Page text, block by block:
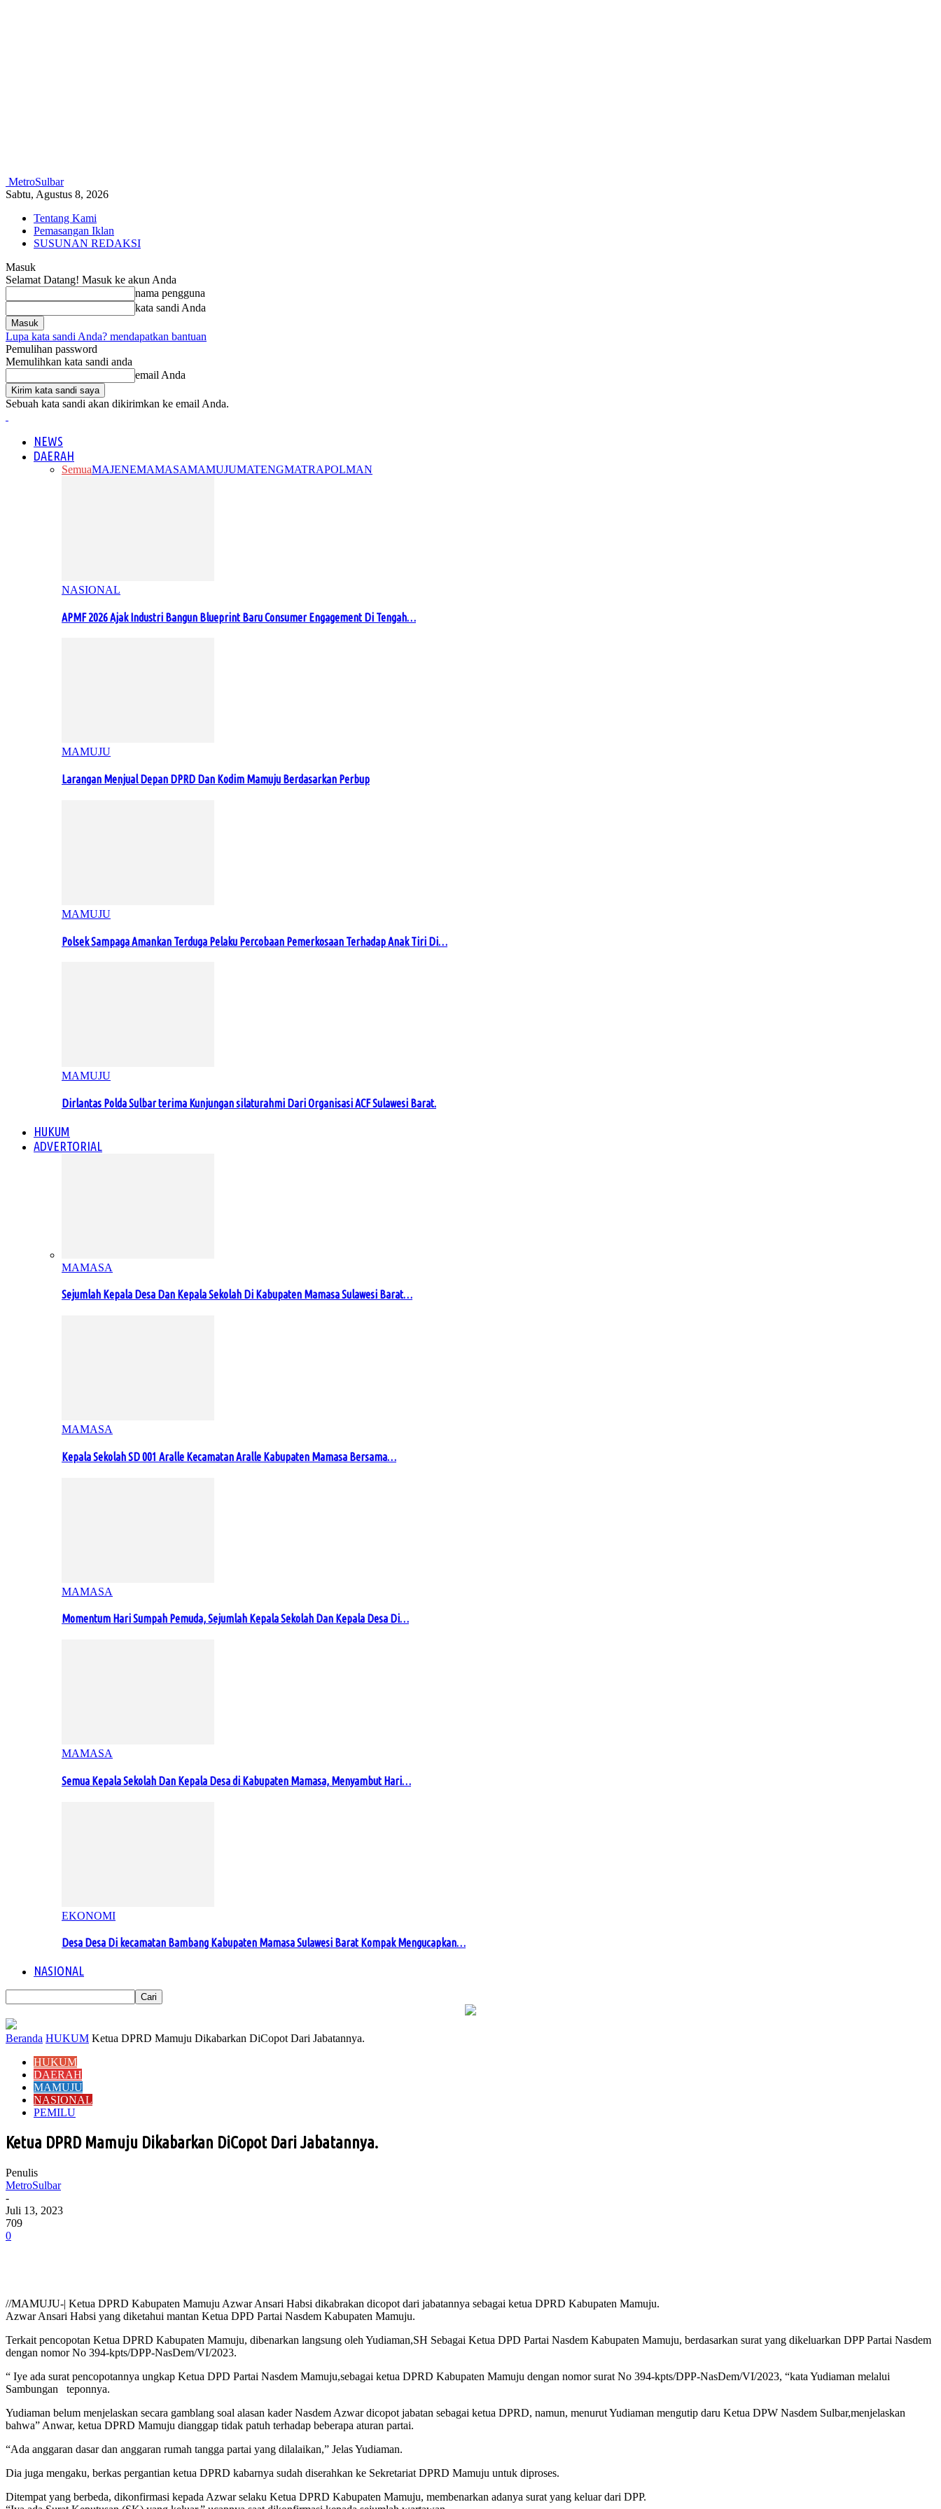
MetroSulbar
Sabtu, Agustus 8, 2026
Tentang Kami
Pemasangan Iklan
SUSUNAN REDAKSI
Masuk
Selamat Datang! Masuk ke akun Anda
nama pengguna
kata sandi Anda
Lupa kata sandi Anda? mendapatkan bantuan
Pemulihan password
Memulihkan kata sandi anda
email Anda
Sebuah kata sandi akan dikirimkan ke email Anda.
NEWS
DAERAH
SemuaMAJENEMAMASAMAMUJUMATENGMATRAPOLMAN
NASIONAL
APMF 2026 Ajak Industri Bangun Blueprint Baru Consumer Engagement Di Tengah…
MAMUJU
Larangan Menjual Depan DPRD Dan Kodim Mamuju Berdasarkan Perbup
MAMUJU
Polsek Sampaga Amankan Terduga Pelaku Percobaan Pemerkosaan Terhadap Anak Tiri Di…
MAMUJU
Dirlantas Polda Sulbar terima Kunjungan silaturahmi Dari Organisasi ACF Sulawesi Barat.
HUKUM
ADVERTORIAL
MAMASA
Sejumlah Kepala Desa Dan Kepala Sekolah Di Kabupaten Mamasa Sulawesi Barat…
MAMASA
Kepala Sekolah SD 001 Aralle Kecamatan Aralle Kabupaten Mamasa Bersama…
MAMASA
Momentum Hari Sumpah Pemuda, Sejumlah Kepala Sekolah Dan Kepala Desa Di…
MAMASA
Semua Kepala Sekolah Dan Kepala Desa di Kabupaten Mamasa, Menyambut Hari…
EKONOMI
Desa Desa Di kecamatan Bambang Kabupaten Mamasa Sulawesi Barat Kompak Mengucapkan…
NASIONAL
Beranda HUKUM Ketua DPRD Mamuju Dikabarkan DiCopot Dari Jabatannya.
HUKUM
DAERAH
MAMUJU
NASIONAL
PEMILU
Ketua DPRD Mamuju Dikabarkan DiCopot Dari Jabatannya.
Penulis
MetroSulbar
-
Juli 13, 2023
709
0
//MAMUJU-| Ketua DPRD Kabupaten Mamuju Azwar Ansari Habsi dikabrakan dicopot dari jabatannya sebagai ketua DPRD Kabupaten Mamuju.
Azwar Ansari Habsi yang diketahui mantan Ketua DPD Partai Nasdem Kabupaten Mamuju.
Terkait pencopotan Ketua DPRD Kabupaten Mamuju, dibenarkan langsung oleh Yudiaman,SH Sebagai Ketua DPD Partai Nasdem Kabupaten Mamuju, berdasarkan surat yang dikeluarkan DPP Partai Nasdem
dengan nomor No 394-kpts/DPP-NasDem/VI/2023.
“ Iye ada surat pencopotannya ungkap Ketua DPD Partai Nasdem Mamuju,sebagai ketua DPRD Kabupaten Mamuju dengan nomor surat No 394-kpts/DPP-NasDem/VI/2023, “kata Yudiaman melalui
Sambungan teponnya.
Yudiaman belum menjelaskan secara gamblang soal alasan kader Nasdem Azwar dicopot jabatan sebagai ketua DPRD, namun, menurut Yudiaman mengutip daru Ketua DPW Nasdem Sulbar,menjelaskan
bahwa” Anwar, ketua DPRD Mamuju dianggap tidak patuh terhadap beberapa aturan partai.
“Ada anggaran dasar dan anggaran rumah tangga partai yang dilalaikan,” Jelas Yudiaman.
Dia juga mengaku, berkas pergantian ketua DPRD kabarnya sudah diserahkan ke Sekretariat DPRD Mamuju untuk diproses.
Ditempat yang berbeda, dikonfirmasi kepada Azwar selaku Ketua DPRD Kabupaten Mamuju, membenarkan adanya surat yang keluar dari DPP.